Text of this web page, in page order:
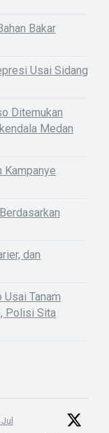
Bakar
Usai Sidang
Ditemukan
Medan
Kampanye
dan
Tanam
Polisi Sita